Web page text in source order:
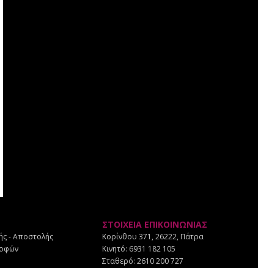
- Αποστολής
ΣΤΟΙΧΕΙΑ ΕΠΙΚΟΙΝΩΝΙΑΣ
Κορίνθου 371, 26222, Πάτρα
Κινητό: 6931 182 105
Σταθερό: 2610 200 727